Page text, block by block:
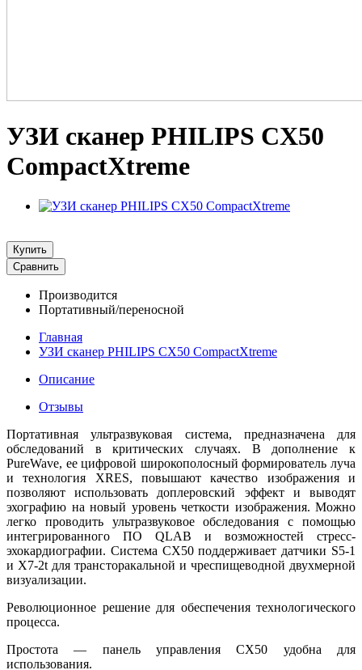
УЗИ сканер PHILIPS CX50
CompactXtreme
Купить
Сравнить
Производится
Портативный/переносной
Главная
УЗИ сканер PHILIPS CX50 CompactXtreme
Описание
Отзывы
Портативная ультразвуковая система, предназначена для
обследований в критических случаях. В дополнение к
PureWave, ее цифровой широкополосный формирователь луча
и технология XRES, повышают качество изображения и
позволяют использовать доплеровский эффект и выводят
эхографию на новый уровень четкости изображения. Можно
легко проводить ультразвуковое обследования с помощью
интегрированного ПО QLAB и возможностей стресс-
эхокардиографии. Система CX50 поддерживает датчики S5-1
и X7-2t для трансторакальной и чреспищеводной двухмерной
визуализации.
Революционное решение для обеспечения технологического
процесса.
Простота — панель управления CX50 удобна для
использования.